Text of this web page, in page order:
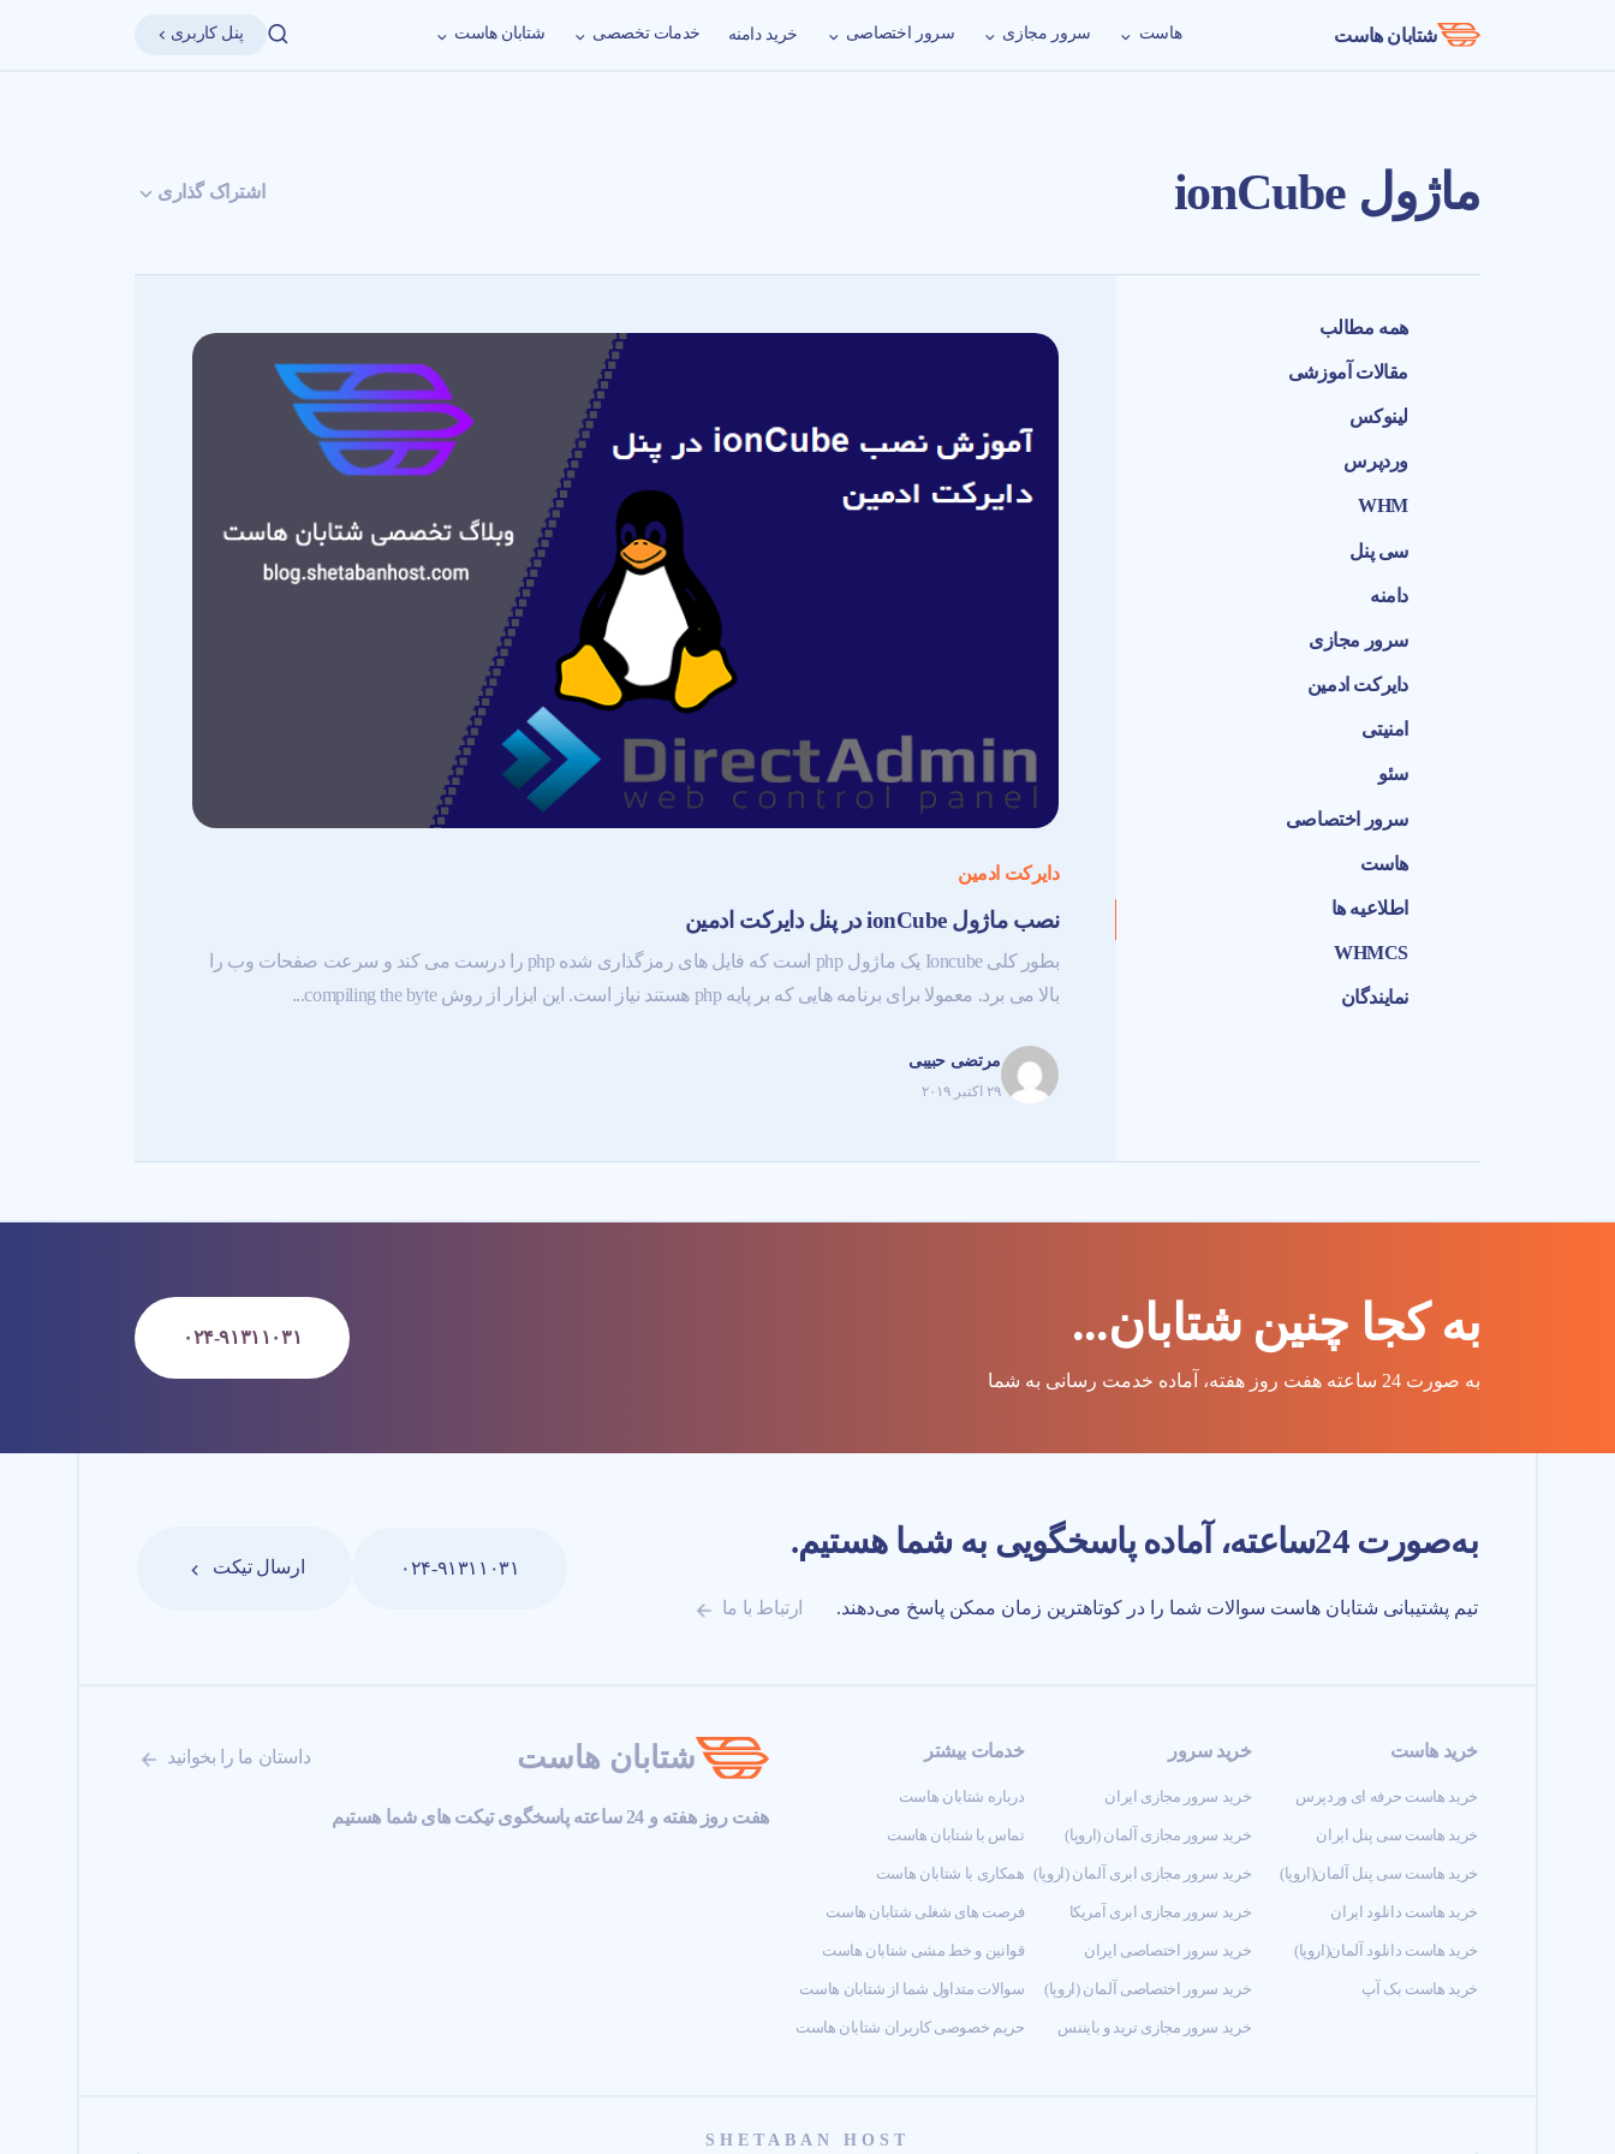
شتابان هاست هاست سرور مجازی سرور اختصاصی خرید دامنه خدمات تخصصی شتابان هاست پنل کاربری
ماژول ionCube اشتراک گذاری
همه مطالب
مقالات آموزشی
لینوکس
وردپرس
WHM
سی پنل
دامنه
سرور مجازی
دایرکت ادمین
امنیتی
سئو
سرور اختصاصی
هاست
اطلاعیه ها
WHMCS
نمایندگان
دایرکت ادمین
نصب ماژول ionCube در پنل دایرکت ادمین
بطور کلی Ioncube یک ماژول php است که فایل های رمزگذاری شده php را درست می کند و سرعت صفحات وب را
بالا می برد. معمولا برای برنامه هایی که بر پایه php هستند نیاز است. این ابزار از روش compiling the byte...
مرتضی حبیبی
۲۹ اکتبر ۲۰۱۹
به کجا چنین شتابان...
به صورت 24 ساعته هفت روز هفته، آماده خدمت رسانی به شما
۰۲۴-۹۱۳۱۱۰۳۱
به‌صورت 24‌ساعته، آماده پاسخگویی به شما هستیم.
تیم پشتیبانی شتابان هاست سوالات شما را در کوتاهترین زمان ممکن پاسخ می‌دهند. ارتباط با ما
۰۲۴-۹۱۳۱۱۰۳۱ ارسال تیکت
خرید هاست
خرید هاست حرفه ای وردپرس
خرید هاست سی پنل ایران
خرید هاست سی پنل آلمان(اروپا)
خرید هاست دانلود ایران
خرید هاست دانلود آلمان(اروپا)
خرید هاست بک آپ
خرید سرور
خرید سرور مجازی ایران
خرید سرور مجازی آلمان (اروپا)
خرید سرور مجازی ابری آلمان (اروپا)
خرید سرور مجازی ابری آمریکا
خرید سرور اختصاصی ایران
خرید سرور اختصاصی آلمان (اروپا)
خرید سرور مجازی ترید و بایننس
خدمات بیشتر
درباره شتابان هاست
تماس با شتابان هاست
همکاری با شتابان هاست
فرصت های شغلی شتابان هاست
قوانین و خط مشی شتابان هاست
سوالات متداول شما از شتابان هاست
حریم خصوصی کاربران شتابان هاست
شتابان هاست داستان ما را بخوانید
هفت روز هفته و 24 ساعته پاسخگوی تیکت های شما هستیم
SHETABAN HOST